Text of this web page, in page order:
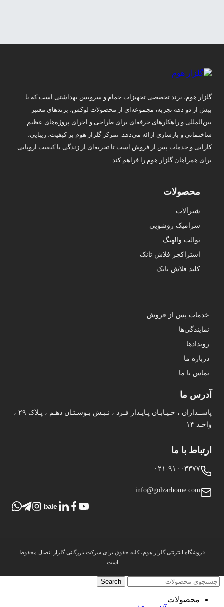
bale
آدرس ما
پاســداران ، خـیـابـان پـایـدار فـرد ، نـبـش بـوسـتـان دهـم ، پـلاک ۲۹ ،
واحـد ۱۴
ارتباط با ما
۰۲۱-۹۱۰۰۳۳۷۷
info@golzarhome.com
گلزار هوم، برند تخصصی تجهیزات حمام و سرویس بهداشتی است که با
بیش از دو دهه تجربه، مجموعه‌ای از محصولات لوکس، برندهای معتبر
بین‌المللی و راهکارهای حرفه‌ای برای طراحی و اجرای پروژه‌های عظیم
ساختمانی و بازسازی ارائه می‌دهد. تمرکز گلزار هوم بر کیفیت، زیبایی،
کارایی و خدمات پس از فروش است تا تجربه‌ای از زندگی با کیفیت اروپایی
برای همراهان گلزار هوم را فراهم کند.
خدمات پس از فروش
نمایندگی‌ها
رویدادها
درباره ما
تماس با ما
محصولات
شیرآلات
سرامیک روشویی
توالت والهنگ
استراکچر فلاش تانک
کلید فلاش تانک
فروشگاه اینترنتی گلزار هوم، کلیه حقوق برای شرکت بازرگانی گلزار اتصال محفوظ
است.
Search
محصولات